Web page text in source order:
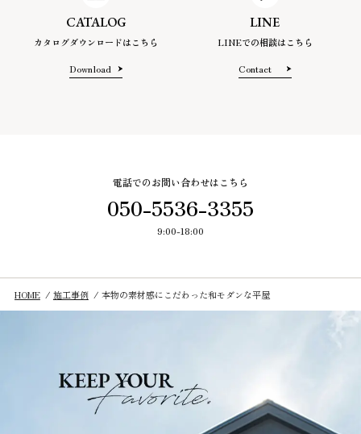
CATALOG
カタログダウンロードはこちら
Download
LINE
LINEでの相談はこちら
Contact
電話でのお問い合わせはこちら
050-5536-3355
9:00-18:00
HOME 施工事例 本物の素材感にこだわった和モダンな平屋